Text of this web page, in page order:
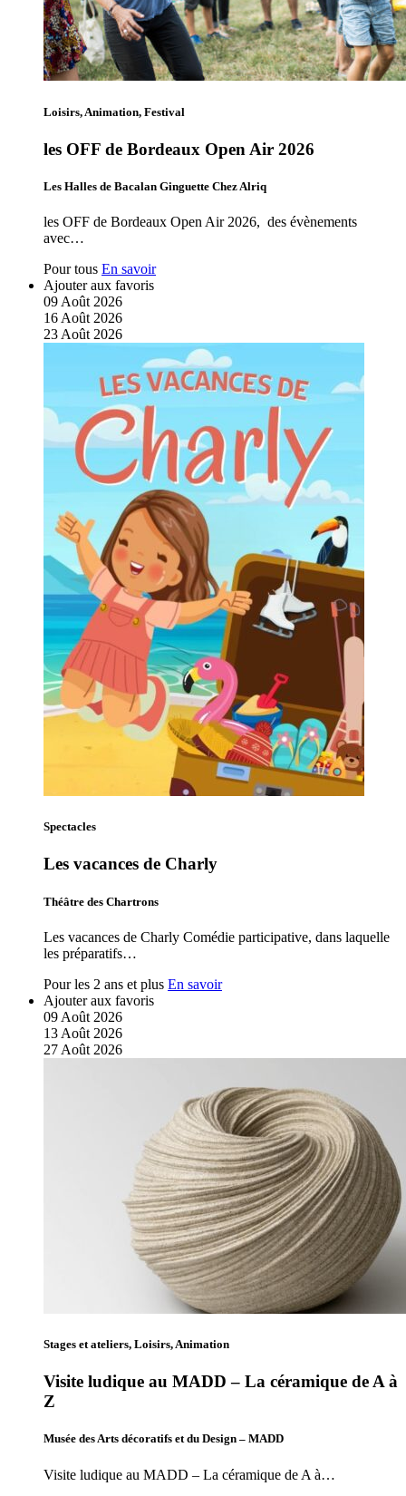
Loisirs, Animation, Festival
les OFF de Bordeaux Open Air 2026
Les Halles de Bacalan Ginguette Chez Alriq
les OFF de Bordeaux Open Air 2026, des évènements
avec…
Pour tous En savoir
Ajouter aux favoris
09 Août 2026
16 Août 2026
23 Août 2026
Spectacles
Les vacances de Charly
Théâtre des Chartrons
Les vacances de Charly Comédie participative, dans laquelle
les préparatifs…
Pour les 2 ans et plus En savoir
Ajouter aux favoris
09 Août 2026
13 Août 2026
27 Août 2026
Stages et ateliers, Loisirs, Animation
Visite ludique au MADD – La céramique de A à
Z
Musée des Arts décoratifs et du Design – MADD
Visite ludique au MADD – La céramique de A à…